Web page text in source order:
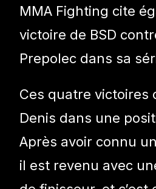
MMA Fighting cite
victoire de BSD
Prepolec dans sa
Ces quatre victoires
Denis dans une
Après avoir connu
il est revenu avec